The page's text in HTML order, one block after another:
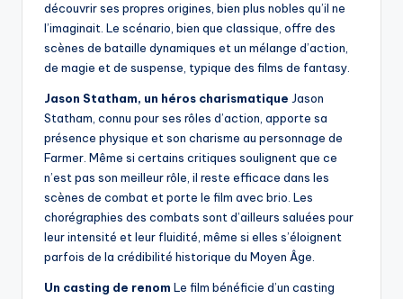
découvrir ses propres origines, bien plus nobles qu’il ne
l’imaginait. Le scénario, bien que classique, offre des
scènes de bataille dynamiques et un mélange d’action,
de magie et de suspense, typique des films de fantasy.
Jason Statham, un héros charismatique Jason
Statham, connu pour ses rôles d’action, apporte sa
présence physique et son charisme au personnage de
Farmer. Même si certains critiques soulignent que ce
n’est pas son meilleur rôle, il reste efficace dans les
scènes de combat et porte le film avec brio. Les
chorégraphies des combats sont d’ailleurs saluées pour
leur intensité et leur fluidité, même si elles s’éloignent
parfois de la crédibilité historique du Moyen Âge.
Un casting de renom Le film bénéficie d’un casting